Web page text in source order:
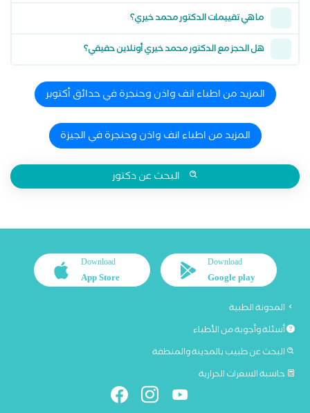
ما هي تقييمات الدكتور محمد خيري؟
هل الحجز مع الدكتور محمد خيري أونلاين حقيقي؟
المزيد من اطباء انف واذن وحنجرة في حدائق أكتوبر
المزيد من اطباء انف واذن وحنجرة في الجيزة
البحث عن دكتور
Download
Google play
Download
App Store
المدونة الطبية
أسئلة وأجوبة من الأطباء
البحث عن طبيب بالمدينة والمنطقة
حاسبة السعرات الحرارية